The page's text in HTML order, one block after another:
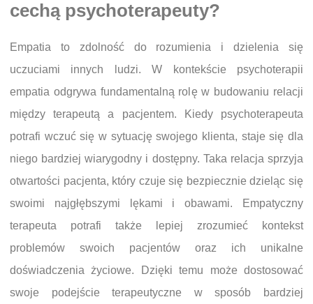
cechą psychoterapeuty?
Empatia to zdolność do rozumienia i dzielenia się
uczuciami innych ludzi. W kontekście psychoterapii
empatia odgrywa fundamentalną rolę w budowaniu relacji
między terapeutą a pacjentem. Kiedy psychoterapeuta
potrafi wczuć się w sytuację swojego klienta, staje się dla
niego bardziej wiarygodny i dostępny. Taka relacja sprzyja
otwartości pacjenta, który czuje się bezpiecznie dzieląc się
swoimi najgłębszymi lękami i obawami. Empatyczny
terapeuta potrafi także lepiej zrozumieć kontekst
problemów swoich pacjentów oraz ich unikalne
doświadczenia życiowe. Dzięki temu może dostosować
swoje podejście terapeutyczne w sposób bardziej